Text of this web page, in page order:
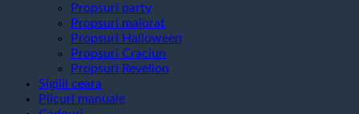
Propsuri party
Propsuri majorat
Propsuri Halloween
Propsuri Craciun
Propsuri Revelion
Sigilii ceara
Plicuri manuale